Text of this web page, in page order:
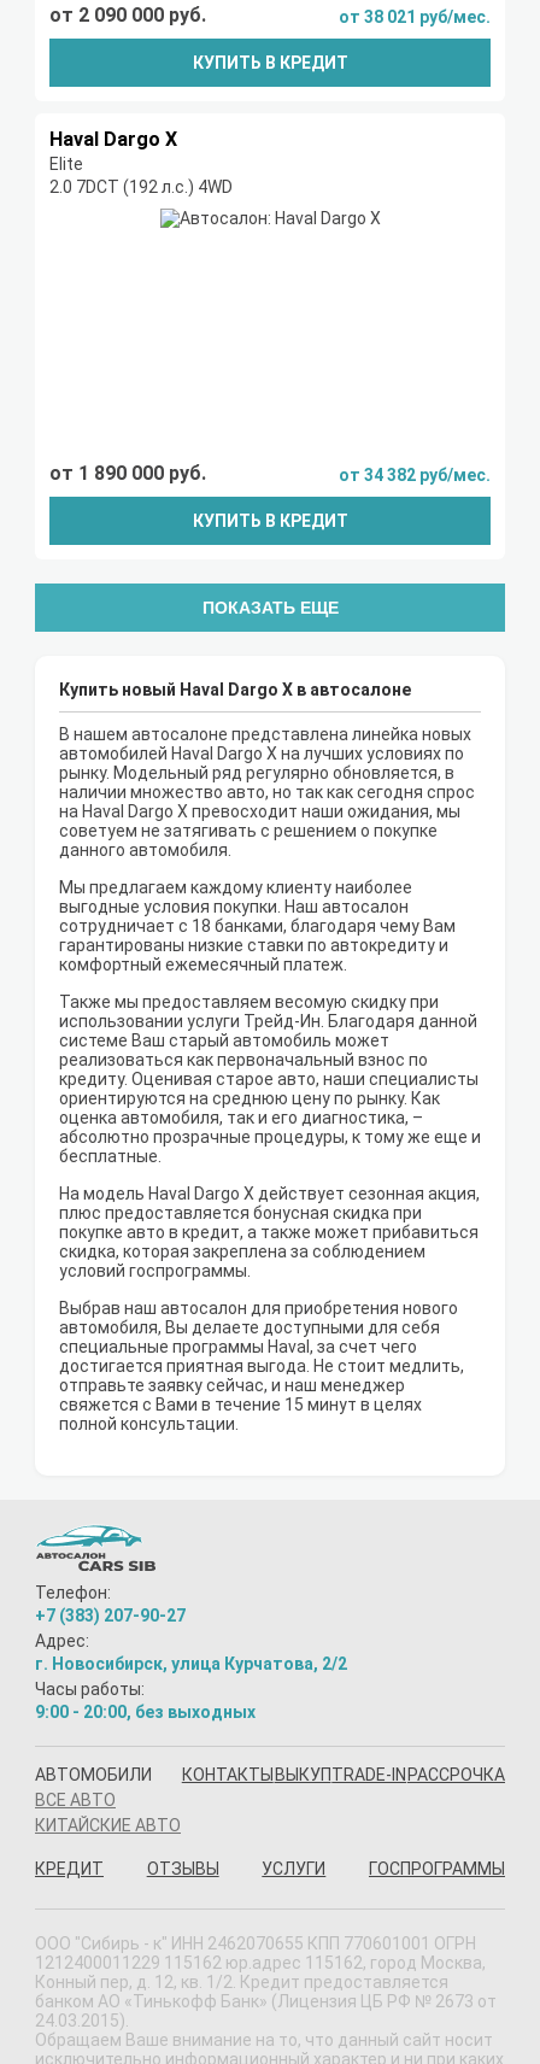
от 2 090 000 руб. от 38 021 руб/мес.
КУПИТЬ В КРЕДИТ
Haval Dargo X
Elite
2.0 7DCT (192 л.с.) 4WD
от 1 890 000 руб. от 34 382 руб/мес.
КУПИТЬ В КРЕДИТ
ПОКАЗАТЬ ЕЩЕ
Купить новый Haval Dargo X в автосалоне
В нашем автосалоне представлена линейка новых
автомобилей Haval Dargo X на лучших условиях по
рынку. Модельный ряд регулярно обновляется, в
наличии множество авто, но так как сегодня спрос
на Haval Dargo X превосходит наши ожидания, мы
советуем не затягивать с решением о покупке
данного автомобиля.
Мы предлагаем каждому клиенту наиболее
выгодные условия покупки. Наш автосалон
сотрудничает с 18 банками, благодаря чему Вам
гарантированы низкие ставки по автокредиту и
комфортный ежемесячный платеж.
Также мы предоставляем весомую скидку при
использовании услуги Трейд-Ин. Благодаря данной
системе Ваш старый автомобиль может
реализоваться как первоначальный взнос по
кредиту. Оценивая старое авто, наши специалисты
ориентируются на среднюю цену по рынку. Как
оценка автомобиля, так и его диагностика, –
абсолютно прозрачные процедуры, к тому же еще и
бесплатные.
На модель Haval Dargo X действует сезонная акция,
плюс предоставляется бонусная скидка при
покупке авто в кредит, а также может прибавиться
скидка, которая закреплена за соблюдением
условий госпрограммы.
Выбрав наш автосалон для приобретения нового
автомобиля, Вы делаете доступными для себя
специальные программы Haval, за счет чего
достигается приятная выгода. Не стоит медлить,
отправьте заявку сейчас, и наш менеджер
свяжется с Вами в течение 15 минут в целях
полной консультации.
Телефон:
+7 (383) 207-90-27
Адрес:
г. Новосибирск, улица Курчатова, 2/2
Часы работы:
9:00 - 20:00, без выходных
АВТОМОБИЛИ
ВСЕ АВТО
КИТАЙСКИЕ АВТО
КОНТАКТЫ ВЫКУПTRADE-IN РАССРОЧКА
КРЕДИТ ОТЗЫВЫ УСЛУГИ ГОСПРОГРАММЫ
ООО "Сибирь - к" ИНН 2462070655 КПП 770601001 ОГРН
1212400011229 115162 юр.адрес 115162, город Москва,
Конный пер, д. 12, кв. 1/2. Кредит предоставляется
банком АО «Тинькофф Банк» (Лицензия ЦБ РФ № 2673 от
24.03.2015).
Обращаем Ваше внимание на то, что данный сайт носит
исключительно информационный характер и ни при каких